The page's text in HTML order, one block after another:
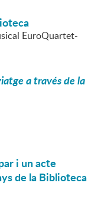
EuroQuartet-
a través de la
i un acte
de la Biblioteca